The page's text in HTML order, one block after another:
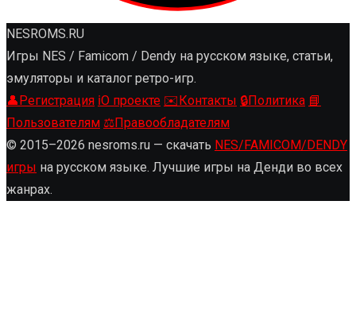
NESROMS.RU
Игры NES / Famicom / Dendy на русском языке, статьи,
эмуляторы и каталог ретро-игр.
👤 Регистрация ℹ️О проекте ✉️ Контакты 🔒Политика 📘
Пользователям ⚖️Правообладателям
© 2015–2026 nesroms.ru — скачать NES/FAMICOM/DENDY
игры на русском языке. Лучшие игры на Денди во всех
жанрах.